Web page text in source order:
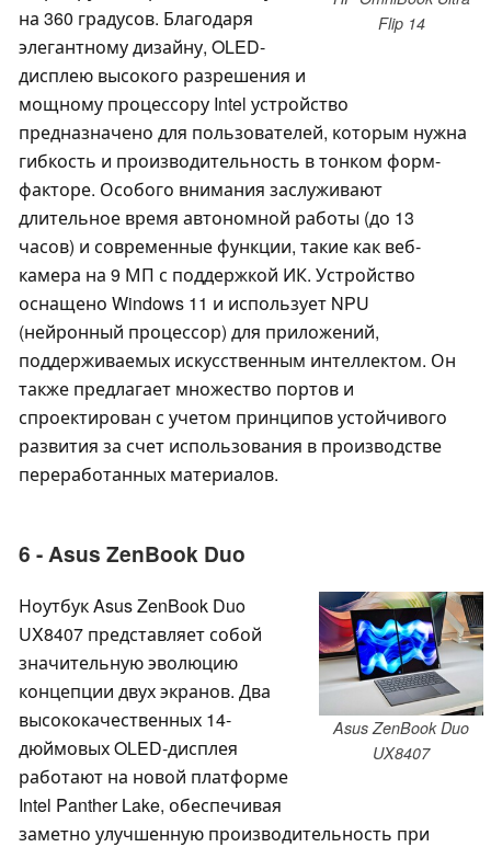
Flip 14
на 360 градусов. Благодаря
элегантному дизайну, OLED-
дисплею высокого разрешения и
мощному процессору Intel устройство
предназначено для пользователей, которым нужна
гибкость и производительность в тонком форм-
факторе. Особого внимания заслуживают
длительное время автономной работы (до 13
часов) и современные функции, такие как веб-
камера на 9 МП с поддержкой ИК. Устройство
оснащено Windows 11 и использует NPU
(нейронный процессор) для приложений,
поддерживаемых искусственным интеллектом. Он
также предлагает множество портов и
спроектирован с учетом принципов устойчивого
развития за счет использования в производстве
переработанных материалов.
6 - Asus ZenBook Duo
Asus ZenBook Duo
UX8407
Ноутбук Asus ZenBook Duo
UX8407 представляет собой
значительную эволюцию
концепции двух экранов. Два
высококачественных 14-
дюймовых OLED-дисплея
работают на новой платформе
Intel Panther Lake, обеспечивая
заметно улучшенную производительность при